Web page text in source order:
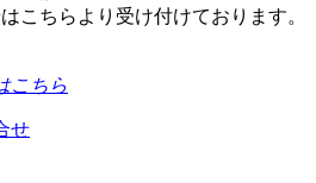
こちらより受け付けております。
こちら